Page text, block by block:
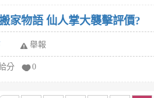
家物語 仙人掌大襲擊評價?
舉報
分 0